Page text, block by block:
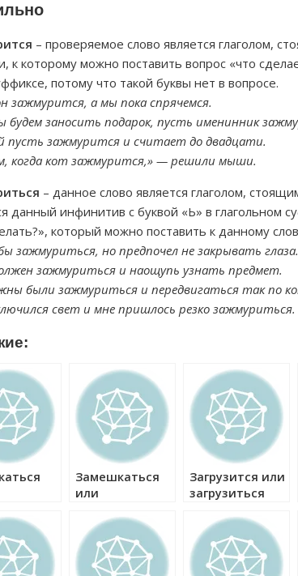
– проверяемое слово является глаголом,
к которому можно поставить вопрос «что
потому что такой буквы нет в вопросе.
зажмурится, а мы пока спрячемся.
будем заносить подарок, пусть именинник
пусть зажмурится и считает до двадцати.
когда кот зажмурится,» — решили мыши.
– данное слово является глаголом,
данный инфинитив с буквой «Ь» в глагольном
который можно поставить к данному
зажмуриться, но предпочел не закрывать глаза.
зажмуриться и наощупь узнать предмет.
были зажмуриться и передвигаться так по
свет и мне пришлось резко зажмуриться.
Замешкаться
или
как правильно?
Загрузится или
загрузиться